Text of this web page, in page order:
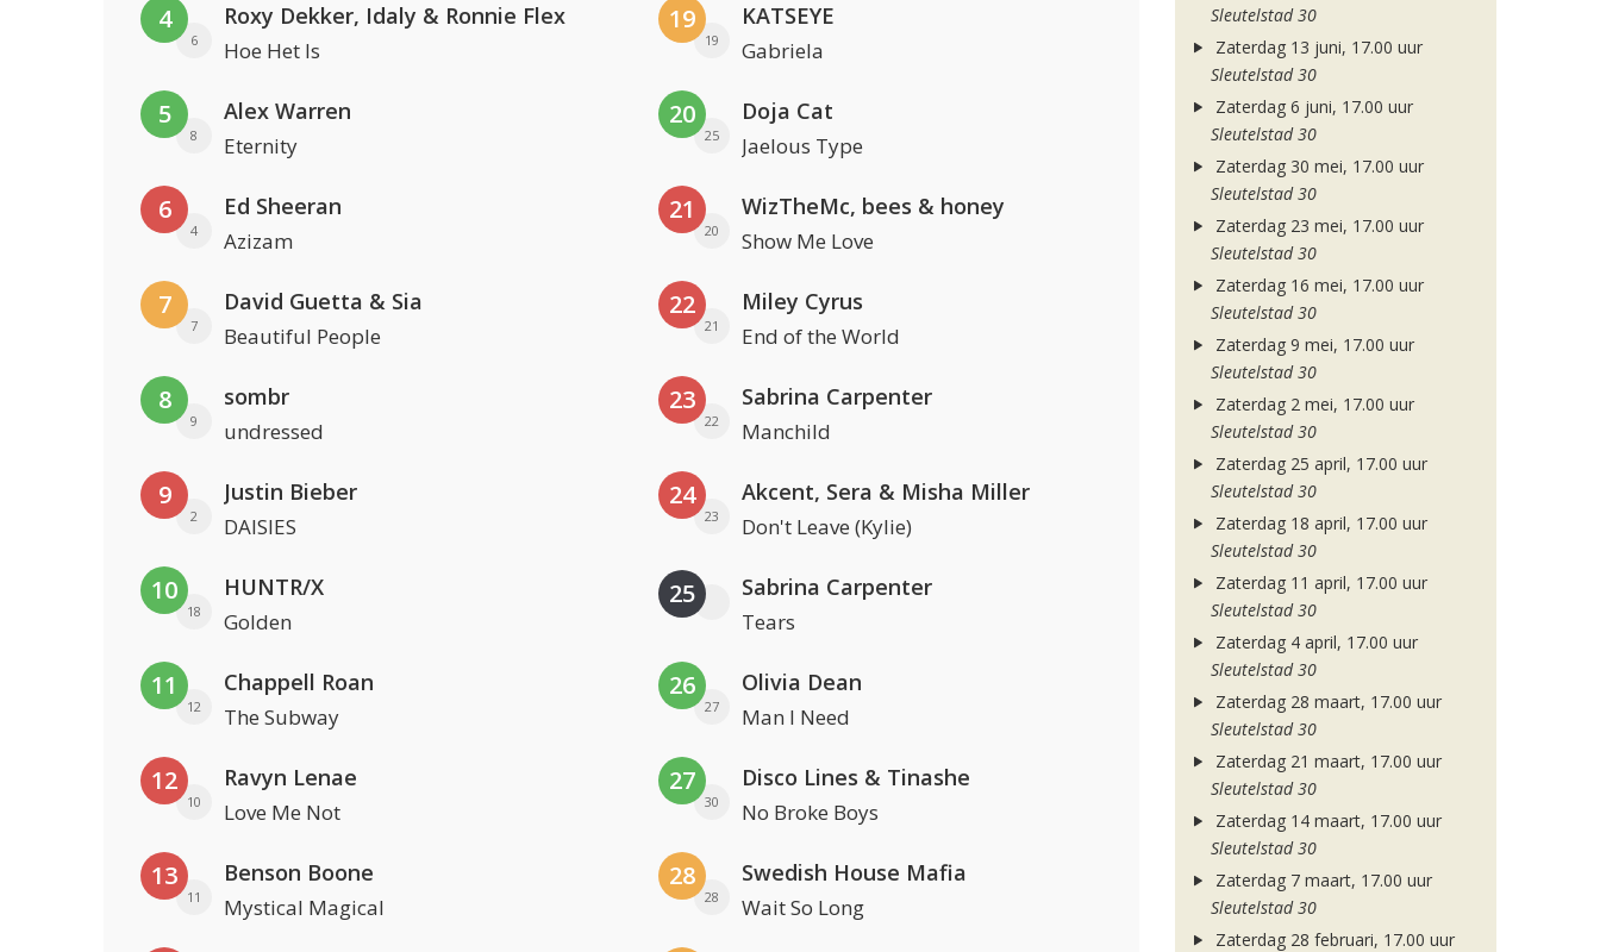
4
6
Roxy Dekker, Idaly & Ronnie Flex
Hoe Het Is
5
8
Alex Warren
Eternity
6
4
Ed Sheeran
Azizam
7
7
David Guetta & Sia
Beautiful People
8
9
sombr
undressed
9
2
Justin Bieber
DAISIES
10
18
HUNTR/X
Golden
11
12
Chappell Roan
The Subway
12
10
Ravyn Lenae
Love Me Not
13
11
Benson Boone
Mystical Magical
19
19
KATSEYE
Gabriela
20
25
Doja Cat
Jaelous Type
21
20
WizTheMc, bees & honey
Show Me Love
22
21
Miley Cyrus
End of the World
23
22
Sabrina Carpenter
Manchild
24
23
Akcent, Sera & Misha Miller
Don't Leave (Kylie)
25 Sabrina Carpenter
Tears
26
27
Olivia Dean
Man I Need
27
30
Disco Lines & Tinashe
No Broke Boys
28
28
Swedish House Mafia
Wait So Long
Sleutelstad 30
Zaterdag 13 juni, 17.00 uur
Sleutelstad 30
Zaterdag 6 juni, 17.00 uur
Sleutelstad 30
Zaterdag 30 mei, 17.00 uur
Sleutelstad 30
Zaterdag 23 mei, 17.00 uur
Sleutelstad 30
Zaterdag 16 mei, 17.00 uur
Sleutelstad 30
Zaterdag 9 mei, 17.00 uur
Sleutelstad 30
Zaterdag 2 mei, 17.00 uur
Sleutelstad 30
Zaterdag 25 april, 17.00 uur
Sleutelstad 30
Zaterdag 18 april, 17.00 uur
Sleutelstad 30
Zaterdag 11 april, 17.00 uur
Sleutelstad 30
Zaterdag 4 april, 17.00 uur
Sleutelstad 30
Zaterdag 28 maart, 17.00 uur
Sleutelstad 30
Zaterdag 21 maart, 17.00 uur
Sleutelstad 30
Zaterdag 14 maart, 17.00 uur
Sleutelstad 30
Zaterdag 7 maart, 17.00 uur
Sleutelstad 30
Zaterdag 28 februari, 17.00 uur